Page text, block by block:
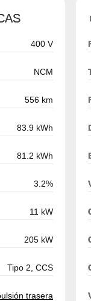
400 V
NCM
556 km
83.9 kWh
81.2 kWh
3.2%
11 kW
205 kW
Tipo 2, CCS
trasera